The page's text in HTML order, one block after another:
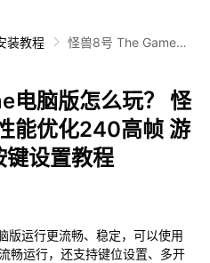
装教程
怪兽8号 The Game电
0高帧 游戏多开 后台挂
机 按键设置教程
电脑版怎么玩？ 怪
能优化240高帧 游
键设置教程
版运行更流畅、稳定，可以使用
畅运行，还支持键位设置、多开